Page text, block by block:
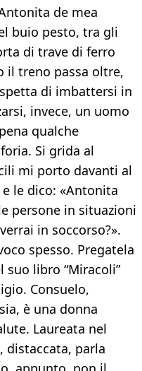
de mea
buio pesto, tra gli
di trave di ferro
il treno passa oltre,
di imbattersi in
invece, un uomo
qualche
Si grida al
mi porto davanti al
le dico: «Antonita
persone in situazioni
in soccorso?».
spesso. Pregatela
suo libro “Miracoli”
Consuelo,
è una donna
Laureata nel
distaccata, parla